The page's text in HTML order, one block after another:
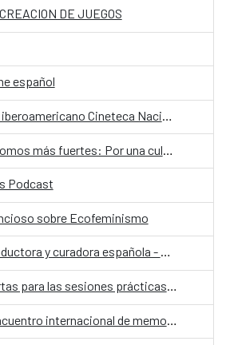
DE JUEGOS
español
19ª Muestra de cine iberoamericano Cineteca Nacional de Chile
Podcast
sobre Ecofeminismo
Garbiñe Ortega, productora y curadora española - La figura del curador es más importante que nunca porque sirve para ordenar la enorme cantidad de películas que hay
Inscripciones abiertas para las sesiones prácticas para el último Conversatorio Silenciosos sobre “Fabricación de Juegos Inclusivos”